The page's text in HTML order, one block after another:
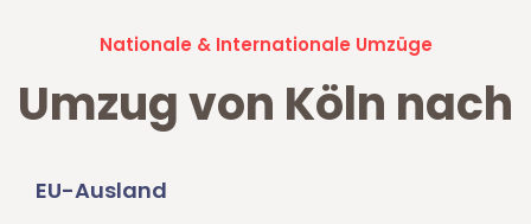
Nationale & Internationale Umzüge
Umzug von Köln nach
EU-Ausland